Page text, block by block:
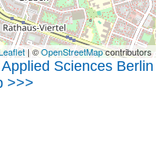
| ©OpenStreetMapcontributors
Sciences Berlin
>>>